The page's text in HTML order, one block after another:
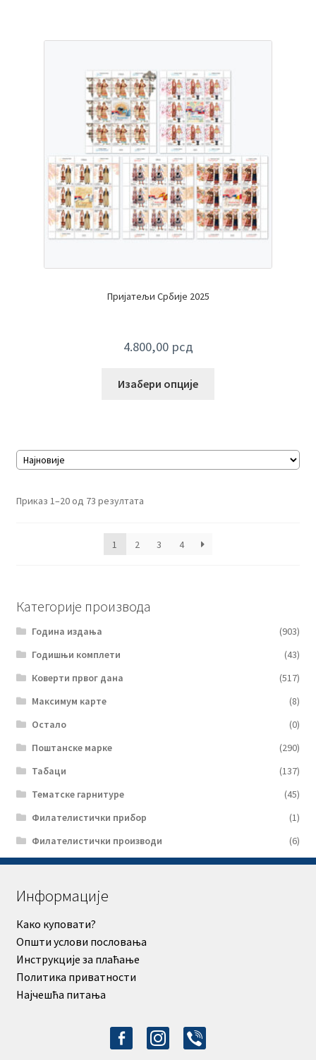
Пријатељи Србије 2025
4.800,00 рсд
Изабери опције
Приказ 1–20 од 73 резултатаСортирано
1
2 3 4
Категорије производа
Година издања
(903)
Годишњи комплети
(43)
Коверти првог дана
(517)
Максимум карте
(8)
Остало
(0)
Поштанске марке
(290)
Табаци
(137)
Тематске гарнитуре
(45)
Филателистички прибор
(1)
Филателистички производи
(6)
Информације
Како куповати?
Општи услови пословања
Инструкције за плаћање
Политика приватности
Најчешћа питања
facebook-
alt
instagram
viber